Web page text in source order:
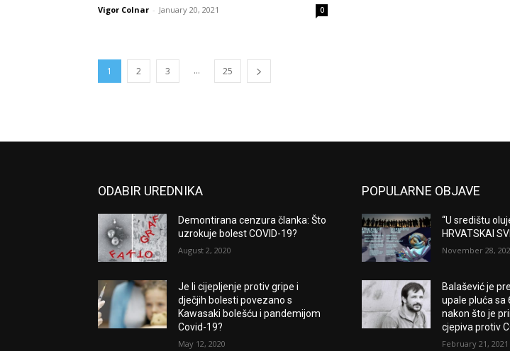
Vigor Colnar - January 20, 2021 0
1 2 3 ... 25
ODABIR UREDNIKA
Demontirana cenzura članka: Što
uzrokuje bolest COVID-19?
August 2, 2020
Je li cijepljenje protiv gripe i
dječjih bolesti povezano s
Kawasaki bolešću i pandemijom
Covid-19?
May 12, 2020
POPULARNE OBJAVE
“U središtu
HRVATSKAI
November 28,
Balašević je
upale pluća sa
nakon što je
cjepiva protiv
February 21, 2021